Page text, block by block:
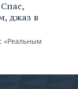
джаз в
«Реальным